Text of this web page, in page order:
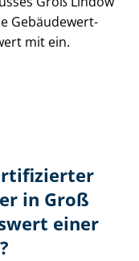
Ge­bäu­de­wert­
mit ein.
in Groß
einer